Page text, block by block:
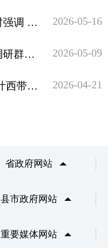
易西泽仁调研全县教育工作时强调 抓好教育工作潜绩与显绩 筑牢立德树人长远根基 2026-05-16
县委副书记、县长次称叶西调研群众身边不正之风和腐败问题专项整治工作 2026-05-09
【乘势而上 追赶跨越】次称叶西带队赴各乡（镇）开展现场办公 2026-04-21
省政府网站
县市政府网站
重要媒体网站